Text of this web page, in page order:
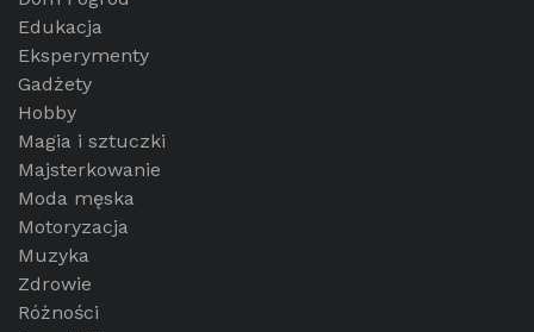
Edukacja
Eksperymenty
Gadżety
Hobby
Magia i sztuczki
Majsterkowanie
Moda męska
Motoryzacja
Muzyka
Zdrowie
Różności